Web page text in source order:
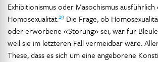
Exhibitionismus oder Masochismus ausführlich
Homosexualität.29 Die Frage, ob
oder erworbene «Störung» sei, war für
weil sie im letzteren Fall vermeidbar wäre.
These, dass es sich um eine angeborene